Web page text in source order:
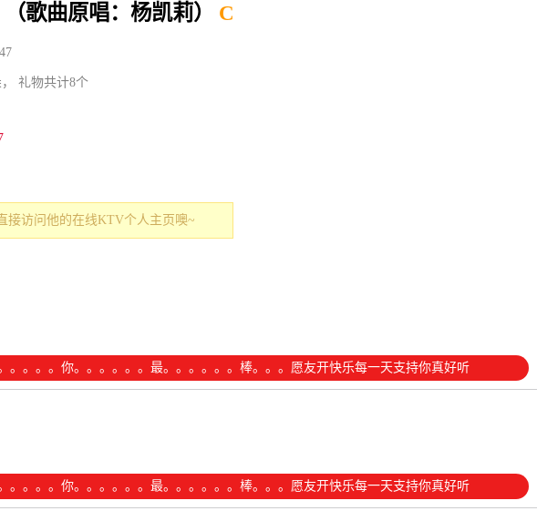
歌曲原唱：杨凯莉） C
47
礼物共计8个
接访问他的在线KTV个人主页噢~
。。。。你。。。。。。最。。。。。。棒。。。愿友开快乐每一天支持你真好听
。。。。你。。。。。。最。。。。。。棒。。。愿友开快乐每一天支持你真好听